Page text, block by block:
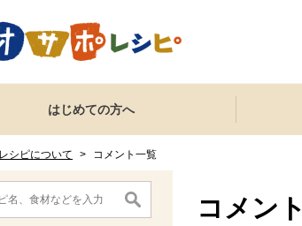
はじめての方へ
レシピについて > コメント一覧
費材検索メニューです。
索メニューここまで。
文です。
コメント